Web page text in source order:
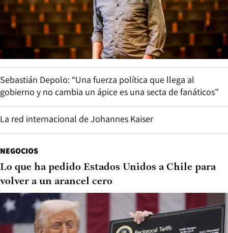
Sebastián Depolo: “Una fuerza política que llega al
gobierno y no cambia un ápice es una secta de fanáticos”
La red internacional de Johannes Kaiser
NEGOCIOS
Lo que ha pedido Estados Unidos a Chile para
volver a un arancel cero